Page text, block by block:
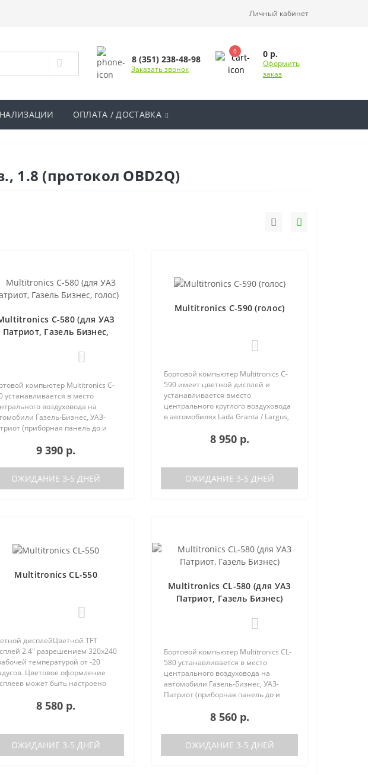
Личный кабинет
8 (351) 238-48-98
Заказать звонок
0 0 р.
Оформить
заказ
ОПЛАТА / ДОСТАВКА
1.8 (протокол OBD2Q)
C-580 (для УАЗ
Патриот, Газель Бизнес,
компьютер Multitronics C-
устанавливается в место
воздуховода на
Газель-Бизнес, УАЗ-
(приборная панель до и
Голосовое
Поддержка двух баков
9 390 р.
ОЖИДАНИЕ 3-5 ДНЕЙ
Multitronics C-590 (голос)
Бортовой компьютер Multitronics C-
590 имеет цветной дисплей и
устанавливается вместо
центрального круглого воздуховода
в автомобилях Lada Granta / Largus,
Nissan Almera, на место
центральной вставки панели
8 950 р.
ОЖИДАНИЕ 3-5 ДНЕЙ
Multitronics CL-550
дисплейЦветной TFT
2.4" разрешением 320х240
температурой от -20
Цветовое оформление
может быть настроено
каналам). Четыре
цветовые
8 580 р.
ОЖИДАНИЕ 3-5 ДНЕЙ
Multitronics CL-580 (для УАЗ
Патриот, Газель Бизнес)
Бортовой компьютер Multitronics CL-
580 устанавливается в место
центрального воздуховода на
автомобили Газель-Бизнес, УАЗ-
Патриот (приборная панель до и
характеристики Поддержка двух
баков (подключается к двум
датчикам..
8 560 р.
ОЖИДАНИЕ 3-5 ДНЕЙ